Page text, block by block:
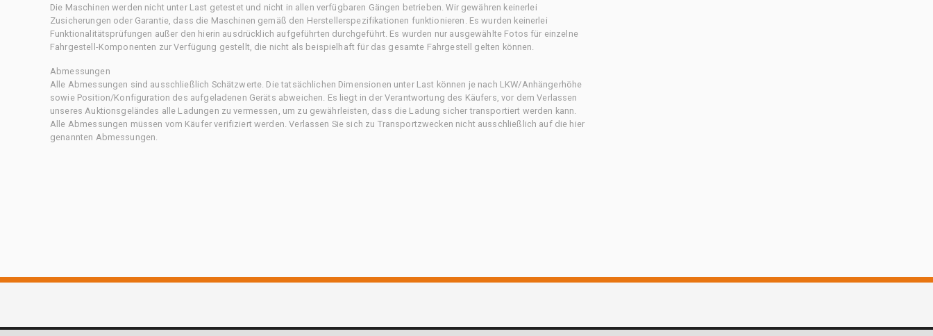
Die Maschinen werden nicht unter Last getestet und nicht in allen verfügbaren Gängen betrieben. Wir gewähren keinerlei
Zusicherungen oder Garantie, dass die Maschinen gemäß den Herstellerspezifikationen funktionieren. Es wurden keinerlei
Funktionalitätsprüfungen außer den hierin ausdrücklich aufgeführten durchgeführt. Es wurden nur ausgewählte Fotos für einzelne
Fahrgestell-Komponenten zur Verfügung gestellt, die nicht als beispielhaft für das gesamte Fahrgestell gelten können.
Abmessungen
Alle Abmessungen sind ausschließlich Schätzwerte. Die tatsächlichen Dimensionen unter Last können je nach LKW/Anhängerhöhe
sowie Position/Konfiguration des aufgeladenen Geräts abweichen. Es liegt in der Verantwortung des Käufers, vor dem Verlassen
unseres Auktionsgeländes alle Ladungen zu vermessen, um zu gewährleisten, dass die Ladung sicher transportiert werden kann.
Alle Abmessungen müssen vom Käufer verifiziert werden. Verlassen Sie sich zu Transportzwecken nicht ausschließlich auf die hier
genannten Abmessungen.